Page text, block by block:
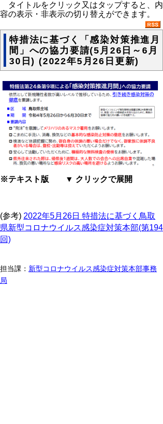
タイトルをクリック又はタップすると、内
容の表示・非表示の切り替えができます。
特措法に基づく「感染対策推進月
間」への協力要請(5月26日～6月
30日) (2022年5月26日更新)
※テキスト版 ▼ クリックで展開
(参考) 2022年5月26日 特措法に基づく鳥取
県新型コロナウイルス感染症対策本部(第194
回)
担当課： 新型コロナウイルス感染症対策本部事務
局